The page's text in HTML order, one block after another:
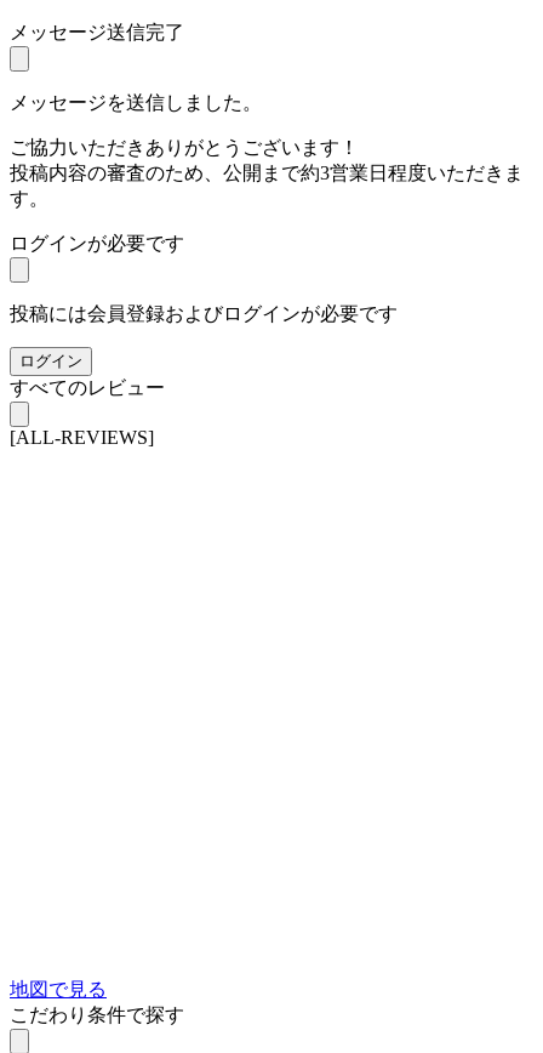
メッセージ送信完了
メッセージを送信しました。
ご協力いただきありがとうございます！
投稿内容の審査のため、公開まで約3営業日程度いただきま
す。
ログインが必要です
投稿には会員登録およびログインが必要です
ログイン
すべてのレビュー
[ALL-REVIEWS]
地図で見る
こだわり条件で探す